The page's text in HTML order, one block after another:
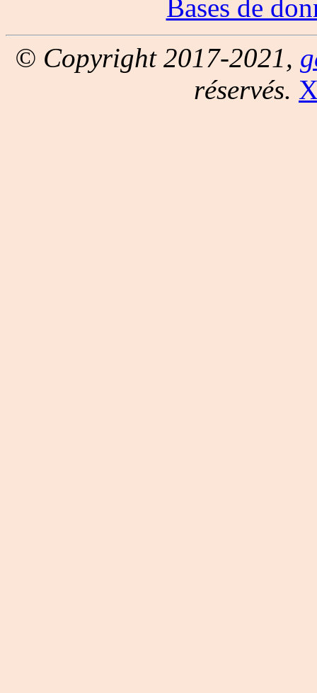
Bases de
© Copyright 2017-2021,
réservés.